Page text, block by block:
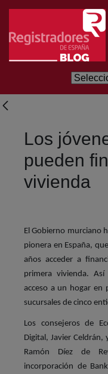
Saltar al contenido
Los
pueden
vivienda
El Gobierno murciano
pionera en España,
años acceder a
primera vivienda.
acceso a un hogar en
sucursales de cinco
Los consejeros de
Digital, Javier
Ramón Díez de
incorporación de